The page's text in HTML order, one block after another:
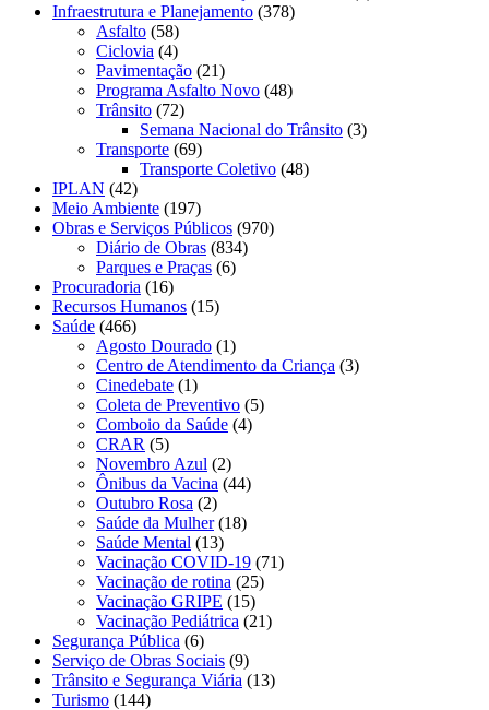
Infraestrutura e Planejamento (378)
Asfalto (58)
Ciclovia (4)
Pavimentação (21)
Programa Asfalto Novo (48)
Trânsito (72)
Semana Nacional do Trânsito (3)
Transporte (69)
Transporte Coletivo (48)
IPLAN (42)
Meio Ambiente (197)
Obras e Serviços Públicos (970)
Diário de Obras (834)
Parques e Praças (6)
Procuradoria (16)
Recursos Humanos (15)
Saúde (466)
Agosto Dourado (1)
Centro de Atendimento da Criança (3)
Cinedebate (1)
Coleta de Preventivo (5)
Comboio da Saúde (4)
CRAR (5)
Novembro Azul (2)
Ônibus da Vacina (44)
Outubro Rosa (2)
Saúde da Mulher(18)
Saúde Mental (13)
Vacinação COVID-19 (71)
Vacinação de rotina (25)
Vacinação GRIPE (15)
Vacinação Pediátrica (21)
Segurança Pública (6)
Serviço de Obras Sociais (9)
Trânsito e Segurança Viária (13)
Turismo (144)